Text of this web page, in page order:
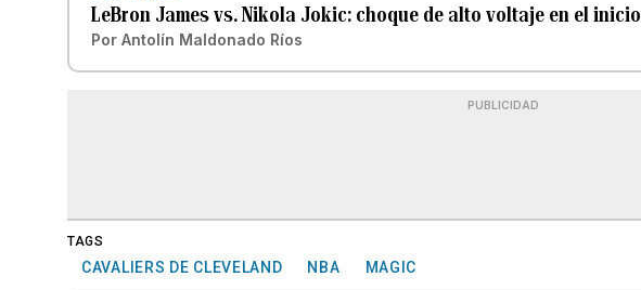
LeBron James vs. Nikola Jokic: choque de alto voltaje en el
Por Antolín Maldonado Ríos
PUBLICIDAD
TAGS
CAVALIERS DE CLEVELAND NBA MAGIC